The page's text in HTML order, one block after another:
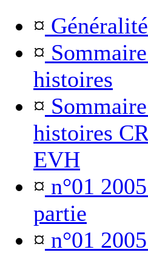
¤
¤
histoires
¤
histoires
EVH
¤ n°01
partie
¤ n°01